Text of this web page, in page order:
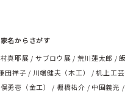
名からさがす
真耶展
サブロウ展 荒川蓮太郎
田祥子
川端健夫（木工） 机上工
勇壱（金工）
棚橋祐介 中囿義光